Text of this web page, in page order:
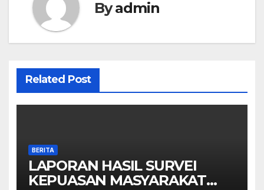
Byadmin
Related Post
BERITA
LAPORAN HASIL SURVEI
KEPUASAN MASYARAKAT